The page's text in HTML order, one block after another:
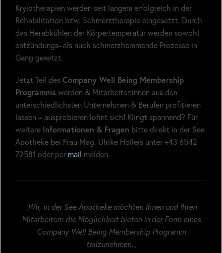
Kryiotherapien werden seit langem erfolgreich in der
Rehabilitation bzw. Schmerztherapie eingesetzt. Durch
das Herabkühlen der Körpertemperatur werden sowohl
entzündungs- als auch schmerzhemmende Prozesse in
Gang gesetzt.
Jetzt Teil desCompany Well Being Membership
Programms werden & Mitarbeiter:innen aus den
unterschiedlichsten Unternehmen & Berufen profitieren
lassen – ausprobieren lohnt sich! Klingt spannend? Für
weitere Informationen & Fragen bitte direkt in der See
Apotheke bei Frau Mag. Ulrike Holleis unter +43 6542
72581 oder per mail melden.
„Wir, in der See Apotheke möchten Ihnen und Ihren
Mitarbeitern die Möglichkeit bieten in der Form eines
Company Well Being Membership Programm
teilzunehmen.„